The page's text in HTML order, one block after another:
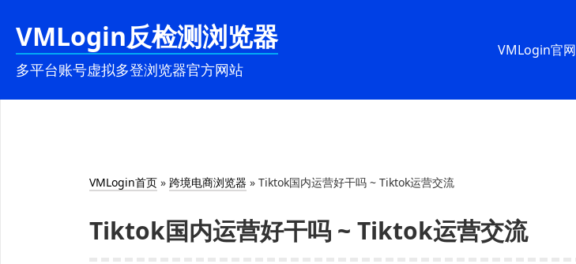
VMLogin反检测浏览器
多平台账号虚拟多登浏览器官方网站
VMLogin官网
VMLogin首页 » 跨境电商浏览器 » Tiktok国内运营好干吗 ~ Tiktok运营交流
Tiktok国内运营好干吗 ~ Tiktok运营交流